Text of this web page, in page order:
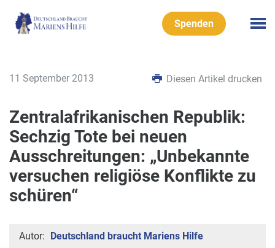
Spenden
11 September 2013 Diesen Artikel drucken
Zentralafrikanischen Republik:
Sechzig Tote bei neuen
Ausschreitungen: „Unbekannte
versuchen religiöse Konflikte zu
schüren“
Autor: Deutschland braucht Mariens Hilfe